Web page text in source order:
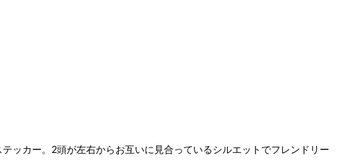
ッカー。2頭が左右からお互いに見合っているシルエットでフレンドリー